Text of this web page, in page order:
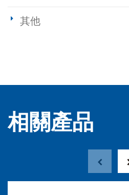
其他
相關產品